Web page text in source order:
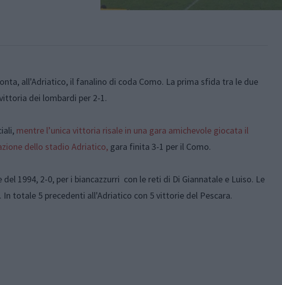
all'Adriatico, il fanalino di coda Como. La prima sfida tra le due
dei lombardi per 2-1.
mentre l’unica vittoria risale in una gara amichevole giocata il
dello stadio Adriatico,gara finita 3-1 per il Como.
1994, 2-0, per i biancazzurri con le reti di Di Giannatale e Luiso. Le
totale 5 precedenti all'Adriatico con 5 vittorie del Pescara.